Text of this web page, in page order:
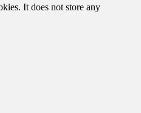
It does not store any